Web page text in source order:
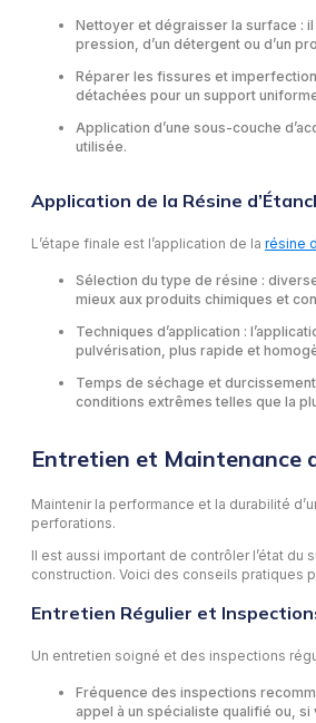
Nettoyer et dégraisser la surface :
pression, d’un détergent ou d’un
Réparer les fissures et
détachées pour un support
Application d’une sous-couche
utilisée.
Application de la Résine
L’étape finale est l’application de la résine
Sélection du type de résine :
mieux aux produits chimiques et
Techniques d’application :
pulvérisation, plus rapide et
Temps de séchage et
conditions extrêmes telles que la
Entretien et Maintenance
Maintenir la performance et la durabilité
perforations.
Il est aussi important de contrôler l’état
construction. Voici des conseils pratiques
Entretien Régulier et
Un entretien soigné et des inspections
Fréquence des inspections
appel à un spécialiste qualifié ou,